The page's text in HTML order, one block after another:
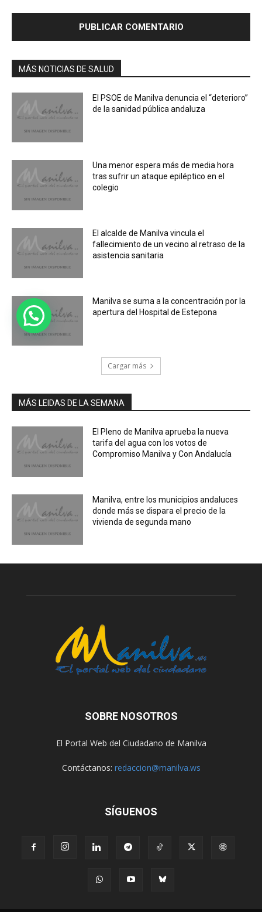
MÁS NOTICIAS DE SALUD
El PSOE de Manilva denuncia el “deterioro”
de la sanidad pública andaluza
Una menor espera más de media hora
tras sufrir un ataque epiléptico en el
colegio
El alcalde de Manilva vincula el
fallecimiento de un vecino al retraso de la
asistencia sanitaria
Manilva se suma a la concentración por la
apertura del Hospital de Estepona
Cargar más
MÁS LEIDAS DE LA SEMANA
El Pleno de Manilva aprueba la nueva
tarifa del agua con los votos de
Compromiso Manilva y Con Andalucía
Manilva, entre los municipios andaluces
donde más se dispara el precio de la
vivienda de segunda mano
SOBRE NOSOTROS
El Portal Web del Ciudadano de Manilva
Contáctanos: redaccion@manilva.ws
SÍGUENOS